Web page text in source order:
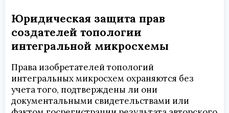
Юридическая защита прав
создателей топологии
интегральной микросхемы
Права изобретателей топологий
интегральных микросхем охраняются без
учета того, подтверждены ли они
документальными свидетельствами или